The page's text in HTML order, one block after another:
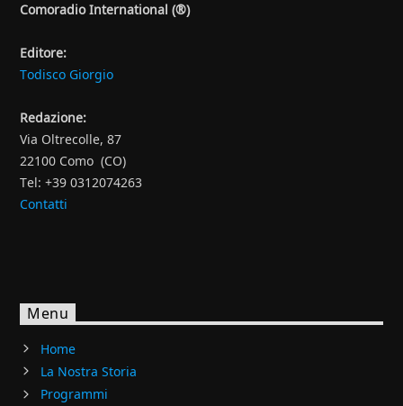
Comoradio International (®)
Editore:
Todisco Giorgio
Redazione:
Via Oltrecolle, 87
22100 Como (CO)
Tel: +39 0312074263
Contatti
Menu
Home
La Nostra Storia
Programmi